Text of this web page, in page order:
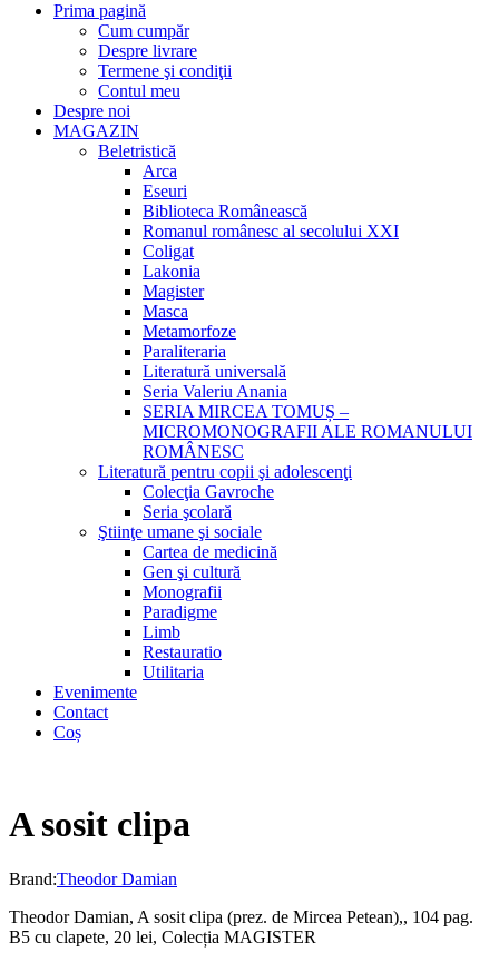
Prima pagină
Cum cumpăr
Despre livrare
Termene şi condiţii
Contul meu
Despre noi
MAGAZIN
Beletristică
Arca
Eseuri
Biblioteca Românească
Romanul românesc al secolului XXI
Coligat
Lakonia
Magister
Masca
Metamorfoze
Paraliteraria
Literatură universală
Seria Valeriu Anania
SERIA MIRCEA TOMUȘ –
MICROMONOGRAFII ALE ROMANULUI
ROMÂNESC
Literatură pentru copii şi adolescenţi
Colecţia Gavroche
Seria şcolară
Ştiinţe umane şi sociale
Cartea de medicină
Gen şi cultură
Monografii
Paradigme
Limb
Restauratio
Utilitaria
Evenimente
Contact
Coș
A sosit clipa
Brand:Theodor Damian
Theodor Damian, A sosit clipa (prez. de Mircea Petean),, 104 pag.
B5 cu clapete, 20 lei, Colecția MAGISTER